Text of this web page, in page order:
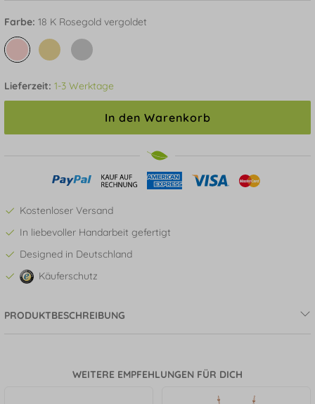
Farbe: 18 K Rosegold vergoldet
Lieferzeit: 1-3 Werktage
In den Warenkorb
Kostenloser Versand
In liebevoller Handarbeit gefertigt
Designed in Deutschland
Käuferschutz
PRODUKTBESCHREIBUNG
WEITERE EMPFEHLUNGEN FÜR DICH